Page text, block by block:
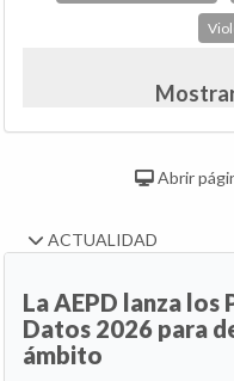
Abrir
ACTUALIDAD
La AEPD lanza
Datos 2026 para
ámbito